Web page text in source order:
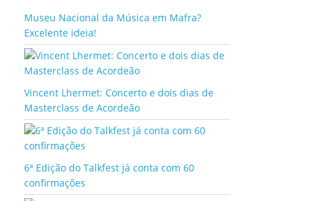
Museu Nacional da Música em Mafra?
Excelente ideia!
Vincent Lhermet: Concerto e dois dias de
Masterclass de Acordeão
6ª Edição do Talkfest já conta com 60
confirmações